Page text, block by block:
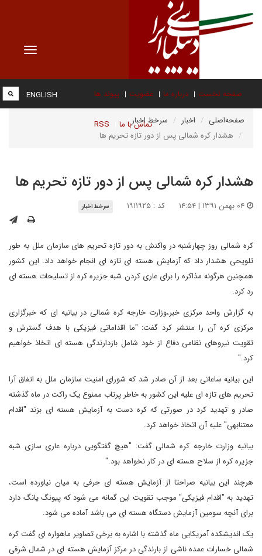
Toggle
صفحه نخست درباره ما عضویت پیوند ها
تماس با ما RSS
ENGLISH
صفحه‌اصلی اخبار
سرخط اخبار
هشدار کره شمالی پس از دور تازه تحریم ها
هشدار کره شمالی پس از دور تازه تحریم ها
کد : ۱۹۱۱۹۲۵ سرخط اخبار
کره شمالی روز چهارشنبه در واکنش به دور تازه تحریم های سازمان ملل به طور
تلویحی هشدار داد که آزمایش هسته ای تازه ای انجام خواهد داد. این کشور
همچنین هرگونه مذاکره را برای عاری کردن شبه جزیره کره از تسلیحات هسته ای
رد کرد.
به گزارش واحد مرکزی خبر،وزارت خارجه کره شمالی در بیانیه ای که خبرگزاری
مرکزی کره آن را منتشر کرد گفت: "ما اقداماتی فیزیکی با هدف گسترش و
تقویت نیروهای نظامی دفاع از خود شامل بازدارندگی هسته ای اتخاذ خواهیم
کرد."
این بیانیه ساعاتی بعد از آن صادر شد که شورای امنیت سازمان ملل به اتفاق آرا
تحریم های تازه ای علیه این کشور به خاطر پرتاب ممنوع یک راکت در ماه گذشته
صادر و تهدید کرد در صورتی که کره دست به آزمایش هسته ای بزند "اقدام
معتنابهی" علیه آن اتخاذ خواهد کرد.
بیانیه وزارت خارجه کره شمالی گفت: "هیچ گفتگویی درباره عاری سازی شبه
جزیره کره از سلاح هسته ای در کار نخواهد بود."
هرچند این بیانیه صراحتا از آزمایش هسته ای حرفی به میان نیاورده است،
تهدید به "اقدام فیزیکی" موجب تقویت این گمانه می شود که پیونگ یانگ دارد
برای آنچه سومین آزمایش دستگاه هسته ای می باشد آماده می شود.
یک اندیشکده آمریکایی ماه گذشته با اشاره به برخی تصاویر ماهواره ای گفت کره
شمالی خسارات عمده ناشی از بارندگی در مرکز آزمایش هسته ای در شمال شرقی